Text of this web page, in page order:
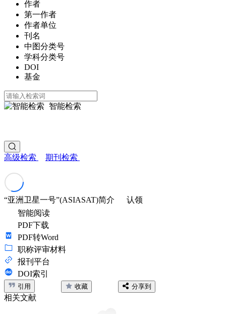
作者
第一作者
作者单位
刊名
中图分类号
学科分类号
DOI
基金
智能检索
高级检索 期刊检索
“亚洲卫星一号”(ASIASAT)简介
认领
智能阅读
PDF下载
PDF转Word
职称评审材料
报刊平台
DOI索引
引用 收藏 分享到
相关文献